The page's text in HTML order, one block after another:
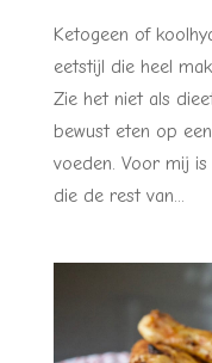
Ketogeen of
eetstijl die heel
Zie het niet als
bewust eten op
voeden. Voor mij
die de rest van...